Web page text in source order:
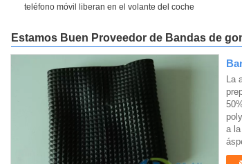
teléfono móvil liberan en el volante del coche
Estamos Buen Proveedor de Bandas de
La
a